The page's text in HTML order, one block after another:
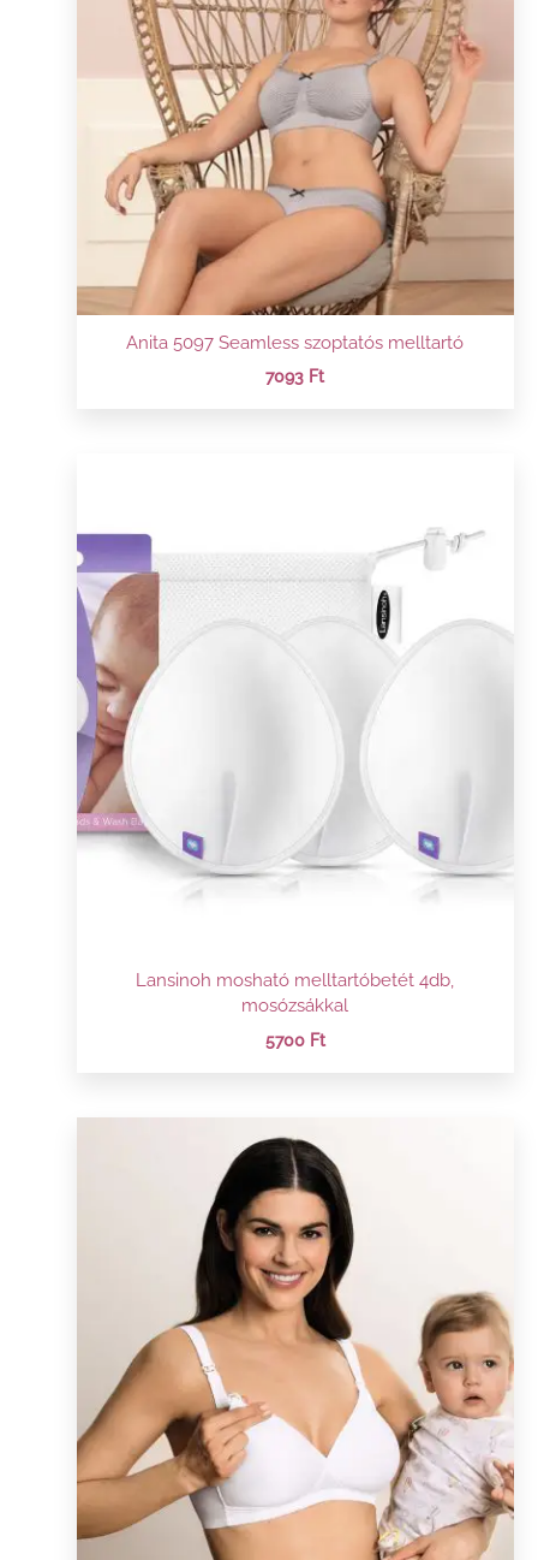
Anita 5097 Seamless szoptatós melltartó
7093 Ft
Lansinoh mosható melltartóbetét 4db,
mosózsákkal
5700 Ft